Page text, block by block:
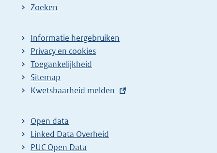
Zoeken
Informatie hergebruiken
Privacy en cookies
Toegankelijkheid
Sitemap
E
t
e
r
Kwetsbaarheid melden
Open data
Linked Data Overheid
PUC Open Data